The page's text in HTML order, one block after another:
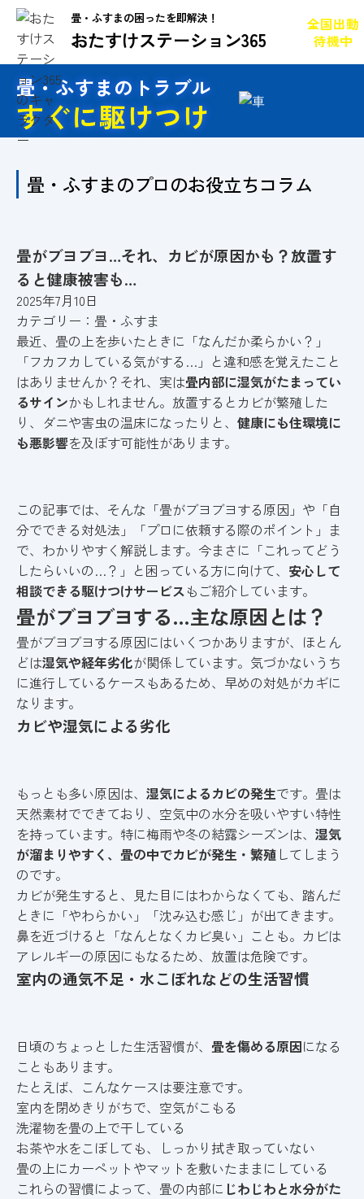
畳・ふすまの困ったを即解決！
おたすけステーション365
全国出動
待機中
畳・ふすまのトラブル
すぐに駆けつけ
畳・ふすまのプロのお役立ちコラム
畳がブヨブヨ…それ、カビが原因かも？放置す
ると健康被害も…
2025年7月10日
カテゴリー： 畳・ふすま
最近、畳の上を歩いたときに「なんだか柔らかい？」
「フカフカしている気がする…」と違和感を覚えたこと
はありませんか？それ、実は畳内部に湿気がたまってい
るサインかもしれません。放置するとカビが繁殖した
り、ダニや害虫の温床になったりと、 健康にも住環境に
も悪影響を及ぼす可能性があります。
この記事では、そんな「畳がブヨブヨする原因」や「自
分でできる対処法」「プロに依頼する際のポイント」ま
で、わかりやすく解説します。今まさに「これってどう
したらいいの…？」と困っている方に向けて、 安心して
相談できる駆けつけサービスもご紹介しています。
畳がブヨブヨする…主な原因とは？
畳がブヨブヨする原因にはいくつかありますが、ほとん
どは湿気や経年劣化が関係しています。気づかないうち
に進行しているケースもあるため、早めの対処がカギに
なります。
カビや湿気による劣化
もっとも多い原因は、 湿気によるカビの発生です。畳は
天然素材でできており、空気中の水分を吸いやすい特性
を持っています。特に梅雨や冬の結露シーズンは、 湿気
が溜まりやすく、畳の中でカビが発生・繁殖 してしまう
のです。
カビが発生すると、見た目にはわからなくても、踏んだ
ときに「やわらかい」「沈み込む感じ」が出てきます。
鼻を近づけると「なんとなくカビ臭い」ことも。カビは
アレルギーの原因にもなるため、放置は危険です。
室内の通気不足・水こぼれなどの生活習慣
日頃のちょっとした生活習慣が、 畳を傷める原因になる
こともあります。
たとえば、こんなケースは要注意です。
室内を閉めきりがちで、空気がこもる
洗濯物を畳の上で干している
お茶や水をこぼしても、しっかり拭き取っていない
畳の上にカーペットやマットを敷いたままにしている
これらの習慣によって、畳の内部に じわじわと水分がた